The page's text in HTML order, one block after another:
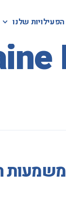
הפעילויות שלנו
הפעילויות שלנו